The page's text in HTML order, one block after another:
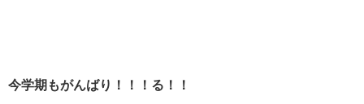
今学期もがんばり！！！る！！